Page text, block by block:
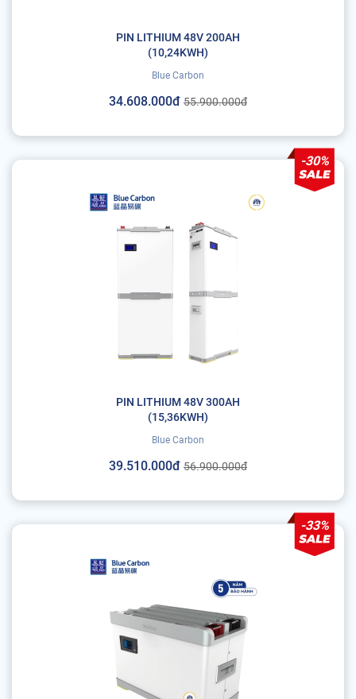
PIN LITHIUM 48V 200AH
(10,24KWH)
Blue Carbon
34.608.000đ 55.900.000đ
-30%
PIN LITHIUM 48V 300AH
(15,36KWH)
Blue Carbon
39.510.000đ 56.900.000đ
-33%